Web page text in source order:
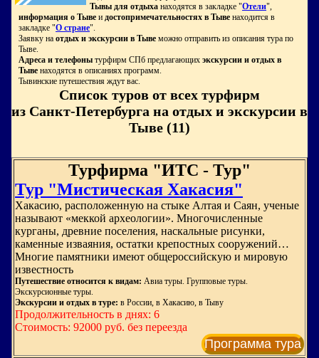
Тывы для отдыха находятся в закладке "Отели",
информация о Тыве и достопримечательностях в Тыве находится в
закладке "О стране".
Заявку на отдых и экскурсии в Тыве можно отправить из описания тура по
Тыве.
Адреса и телефоны турфирм СПб предлагающих экскурсии и отдых в
Тыве находятся в описаниях программ.
Тывинские путешествия ждут вас.
Список туров от всех турфирм
из Санкт-Петербурга на отдых и экскурсии в
Тыве (11)
Турфирма "ИТС - Тур"
Тур "Мистическая Хакасия"
Хакасию, расположенную на стыке Алтая и Саян, ученые
называют «меккой археологии». Многочисленные
курганы, древние поселения, наскальные рисунки,
каменные изваяния, остатки крепостных сооружений…
Многие памятники имеют общероссийскую и мировую
известность
Путешествие относится к видам: Авиа туры. Групповые туры.
Экскурсионные туры.
Экскурсии и отдых в туре: в России, в Хакасию, в Тыву
Продолжительность в днях: 6
Стоимость: 92000 руб. без переезда
Программа тура